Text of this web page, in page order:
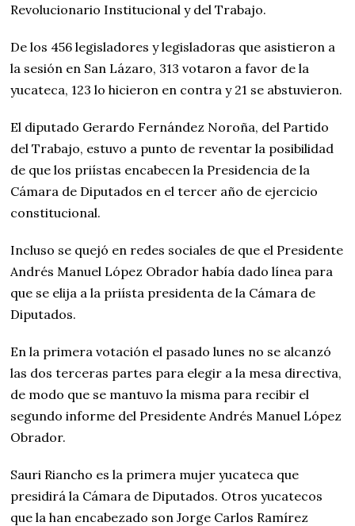
Revolucionario Institucional y del Trabajo.
De los 456 legisladores y legisladoras que asistieron a
la sesión en San Lázaro, 313 votaron a favor de la
yucateca, 123 lo hicieron en contra y 21 se abstuvieron.
El diputado Gerardo Fernández Noroña, del Partido
del Trabajo, estuvo a punto de reventar la posibilidad
de que los priístas encabecen la Presidencia de la
Cámara de Diputados en el tercer año de ejercicio
constitucional.
Incluso se quejó en redes sociales de que el Presidente
Andrés Manuel López Obrador había dado línea para
que se elija a la priísta presidenta de la Cámara de
Diputados.
En la primera votación el pasado lunes no se alcanzó
las dos terceras partes para elegir a la mesa directiva,
de modo que se mantuvo la misma para recibir el
segundo informe del Presidente Andrés Manuel López
Obrador.
Sauri Riancho es la primera mujer yucateca que
presidirá la Cámara de Diputados. Otros yucatecos
que la han encabezado son Jorge Carlos Ramírez